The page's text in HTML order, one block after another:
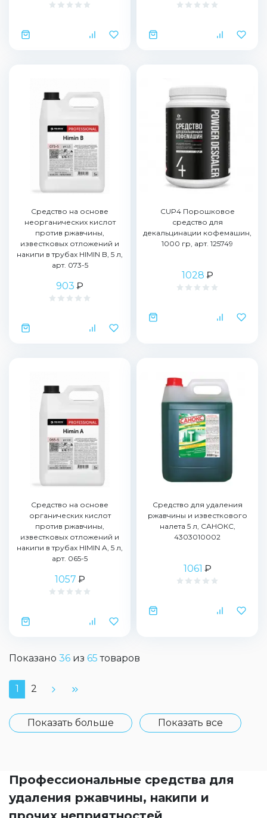
Средство на основе
неорганических кислот
против ржавчины,
известковых отложений и
накипи в трубах HIMIN B, 5 л,
арт. 073-5
903 ₽
CUP4 Порошковое
средство для
декальцинации кофемашин,
1000 гр, арт. 125749
1028 ₽
Средство на основе
органических кислот
против ржавчины,
известковых отложений и
накипи в трубах HIMIN A, 5 л,
арт. 065-5
1057 ₽
Средство для удаления
ржавчины и известкового
налета 5 л, САНОКС,
4303010002
1061 ₽
Показано 36 из 65 товаров
1 2
Показать больше Показать все
Профессиональные средства для
удаления ржавчины, накипи и